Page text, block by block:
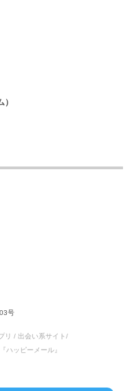
号
リ / 出会い系サイト/
ハッピーメール』